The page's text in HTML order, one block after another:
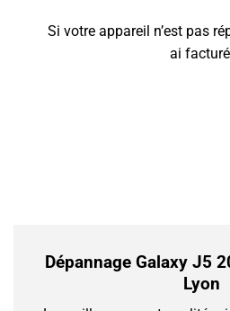
Si votre appareil n’est pas
ai
Dépannage Galaxy J5
Lyon